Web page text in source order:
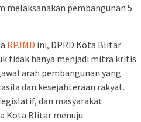
pembangunan 5
RPJMD ini, DPRD Kota Blitar
tidak hanya menjadi mitra kritis
arah pembangunan yang
dan kesejahteraan rakyat.
dan masyarakat
Kota Blitar menuju